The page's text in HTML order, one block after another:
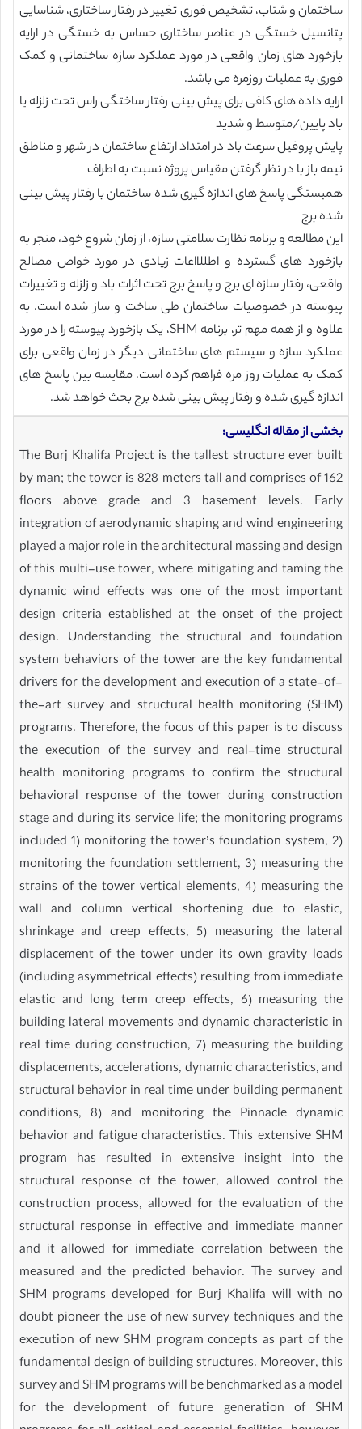
ساختمان و شتاب، تشخیص فوری تغییر در رفتار ساختاری، شناسایی
پتانسیل خستگی در عناصر ساختاری حساس به خستگی در ارایه
بازخورد های زمان واقعی در مورد عملکرد سازه ساختمانی و کمک
فوری به عملیات روزمره می باشد.
ارایه داده های کافی برای پیش بینی رفتار ساختگی راس تحت زلزله یا
باد پایین/متوسط و شدید
پایش پروفیل سرعت باد در امتداد ارتفاع ساختمان در شهر و مناطق
نیمه باز با در نظر گرفتن مقیاس پروژه نسبت به اطراف
همبستگی پاسخ های اندازه گیری شده ساختمان با رفتار پیش بینی
شده برج
این مطالعه و برنامه نظارت سلامتی سازه، از زمان شروع خود، منجر به
بازخورد های گسترده و اطللااعات زیادی در مورد خواص مصالح
واقعی، رفتار سازه ای برج و پاسخ برج تحت اثرات باد و زلزله و تغییرات
پیوسته در خصوصیات ساختمان طی ساخت و ساز شده است. به
علاوه و از همه مهم تر، برنامه SHM، یک بازخورد پیوسته را در مورد
عملکرد سازه و سیستم های ساختمانی دیگر در زمان واقعی برای
کمک به عملیات روز مره فراهم کرده است. مقایسه بین پاسخ های
اندازه گیری شده و رفتار پیش بینی شده برج بحث خواهد شد.
بخشی از مقاله انگلیسی:
The Burj Khalifa Project is the tallest structure ever built
by man; the tower is 828 meters tall and comprises of 162
floors above grade and 3 basement levels. Early
integration of aerodynamic shaping and wind engineering
played a major role in the architectural massing and design
of this multi-use tower, where mitigating and taming the
dynamic wind effects was one of the most important
design criteria established at the onset of the project
design. Understanding the structural and foundation
system behaviors of the tower are the key fundamental
drivers for the development and execution of a state-of-
the-art survey and structural health monitoring (SHM)
programs. Therefore, the focus of this paper is to discuss
the execution of the survey and real-time structural
health monitoring programs to confirm the structural
behavioral response of the tower during construction
stage and during its service life; the monitoring programs
included 1) monitoring the tower’s foundation system, 2)
monitoring the foundation settlement, 3) measuring the
strains of the tower vertical elements, 4) measuring the
wall and column vertical shortening due to elastic,
shrinkage and creep effects, 5) measuring the lateral
displacement of the tower under its own gravity loads
(including asymmetrical effects) resulting from immediate
elastic and long term creep effects, 6) measuring the
building lateral movements and dynamic characteristic in
real time during construction, 7) measuring the building
displacements, accelerations, dynamic characteristics, and
structural behavior in real time under building permanent
conditions, 8) and monitoring the Pinnacle dynamic
behavior and fatigue characteristics. This extensive SHM
program has resulted in extensive insight into the
structural response of the tower, allowed control the
construction process, allowed for the evaluation of the
structural response in effective and immediate manner
and it allowed for immediate correlation between the
measured and the predicted behavior. The survey and
SHM programs developed for Burj Khalifa will with no
doubt pioneer the use of new survey techniques and the
execution of new SHM program concepts as part of the
fundamental design of building structures. Moreover, this
survey and SHM programs will be benchmarked as a model
for the development of future generation of SHM